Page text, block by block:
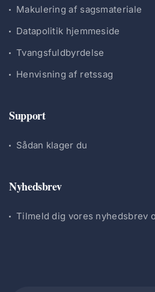
Makulering af sagsmateriale
Datapolitik hjemmeside
Tvangsfuldbyrdelse
Henvisning af retssag
Support
Sådan klager du
Nyhedsbrev
Tilmeld dig vores nyhedsbrev